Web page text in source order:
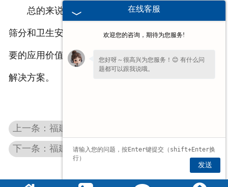
总的来说，陶瓷筛以其耐高温、抗腐蚀、******
筛分和卫生安全等特点和优势，在陶瓷行业中具有重
要的应用价值，为陶瓷生产提供了可靠的筛分设备和
解决方案。
上一条：福建陶瓷振动筛
下一条：福建建材筛
在线客服
欢迎您的咨询，期待为您服务!
您好呀～很高兴为您服务！😊 有什么问
题都可以跟我说哦。
发送